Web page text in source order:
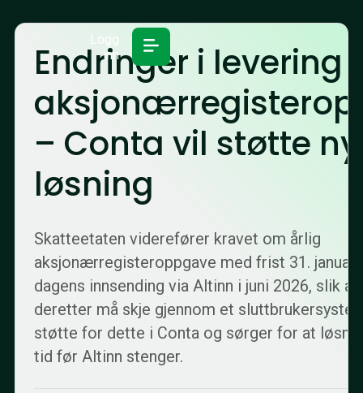
Logg
inn
Endringer i levering
– Conta vil støtte ny
løsning
Skatteetaten viderefører kravet om årlig
aksjonærregisteroppgave med frist 31. januar,
dagens innsending via Altinn i juni 2026, slik
deretter må skje gjennom et
støtte for dette i Conta og sørger for at
tid før Altinn stenger.